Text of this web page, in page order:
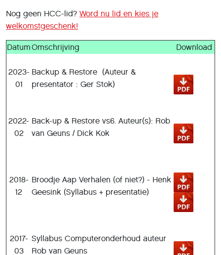
Nog geen HCC-lid? Word nu lid en kies je
welkomstgeschenk!
DatumOmschrijving Download
2023-
01
Backup & Restore (Auteur &
presentator : Ger Stok)
2022-
02
Back-up & Restore vs6. Auteur(s): Rob
van Geuns / Dick Kok
2018-
12
Broodje Aap Verhalen (of niet?) - Henk
Geesink (Syllabus + presentatie)
2017-
03
Syllabus Computeronderhoud auteur
Rob van Geuns